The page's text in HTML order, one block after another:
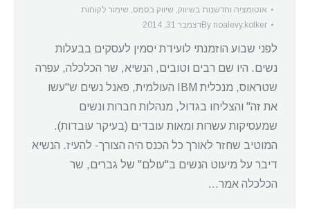
אוטומציה וחדשנות בשיווק שיווק בסמס שימור לקוחות
By noalevy.kolker דצמבר 31, 2014
לפני שבוע הוזמנתי לועידת יסמין לעסקים בבעלות
נשים. היו שם רבים וטובים, הנשיא, שר הכלכלה, עפרה
שטראוס, מנכלית IBM העולמית, פאנל נשים ש"עשו
את זה" והצליחו בגדול, מנהלות חברות ונשים
שמעסיקות עשרות ומאות עובדים (בעיקר עובדות).
המוטיב שחזר לאורך כל הכנס היה הצורך- להעיז. הנשיא
דיבר על מיעוט הנשים ב"עולם" של גברים, שר
הכלכלה אמר…